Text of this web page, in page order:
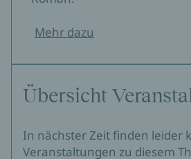
Mehr dazu
Übersicht
In nächster Zeit finden leider
Veranstaltungen zu diesem